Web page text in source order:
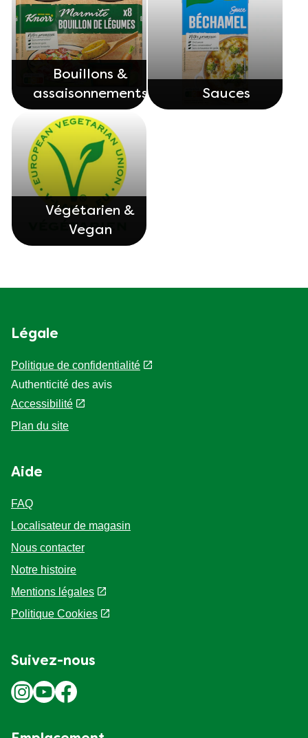
Bouillons &
assaisonnements
Sauces
Végétarien &
Vegan
Légale
Politique de confidentialité
Paramètres des cookies
Authenticité des avis
Accessibilité
FAQ
Localisateur de magasin
Nous contacter
Notre histoire
Mentions légales
Suivez-nous